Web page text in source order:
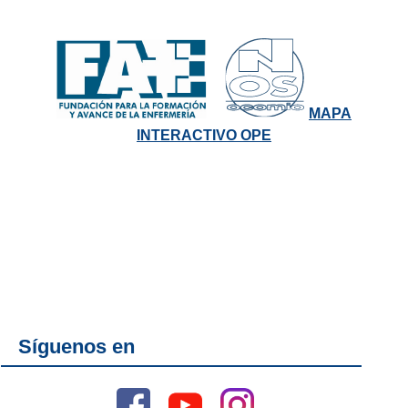
MAPA
INTERACTIVO OPE
Síguenos en